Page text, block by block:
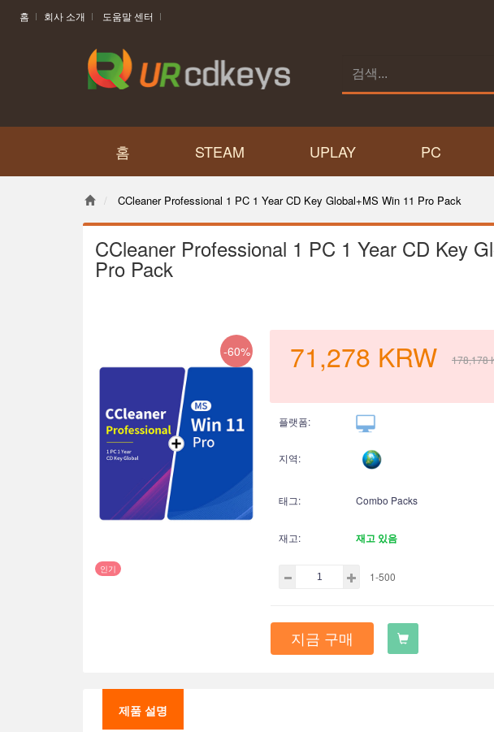
홈 회사 소개 도움말 센터
홈 STEAM UPLAY PC
CCleaner Professional 1 PC 1 Year CD Key Global+MS Win 11 Pro Pack
CCleaner Professional 1 PC 1 Year CD Key
Pro Pack
-60%
인기
71,278 KRW 178,178
플랫폼:
지역:
태그: Combo Packs
재고: 재고 있음
1-500
지금 구매
제품 설명